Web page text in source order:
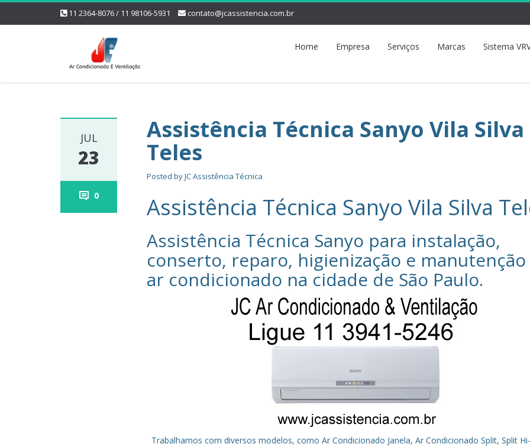
11 2364-8076 / 11 98106-5931 contato@jcassistencia.com.br
Home Empresa Serviços Marcas Sistema
JUL
23
0
Assistência Técnica Sanyo Vila Silva
Teles
Posted byJC Assistência Técnica
Assistência Técnica Sanyo Vila Silva
Assistência Técnica Sanyo‎ para instalação,
conserto, reparo, higienização e
ar condicionado na cidade de São Paulo.
Trabalhamos com diversos modelos, como Ar Condicionado Janela, Ar Condicionado Split, Split